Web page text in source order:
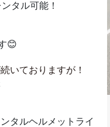
タル可能！
😊
いておりますが！
タルヘルメットライ